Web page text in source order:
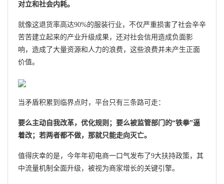
对立和社会内耗。
就像这退货率高达90%的服装行业，不仅严重损害了社会辛辛
苦苦建立起来的产业升级成果，还对社会信用造成负面影
响，造成了大量资源和人力的浪费，这些浪费并未产生正面
价值。
当矛盾积累到临界点时，平台只有三条路可走：
要么主动自我改革，优化规则；要么被监管部门的“铁拳”逼
着改；若两者都不做，那就只能走向灭亡。
值得庆幸的是，今年年初电商一口气发布了9大扶持政策，其
中流量机制全面升级，被视为商家增长的关键引擎。